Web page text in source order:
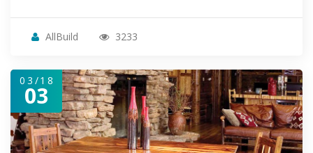
AllBuild 3233
03/18
03